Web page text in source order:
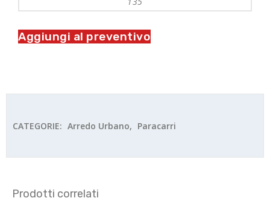
Aggiungi al preventivo
CATEGORIE: Arredo Urbano, Paracarri
Prodotti correlati